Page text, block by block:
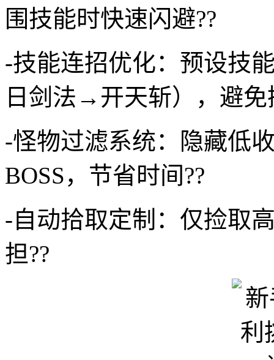
围技能时快速闪避??
-技能连招优化：预设技
日剑法→开天斩），避免
-怪物过滤系统：隐藏低
BOSS，节省时间??
-自动拾取定制：仅捡取
担??